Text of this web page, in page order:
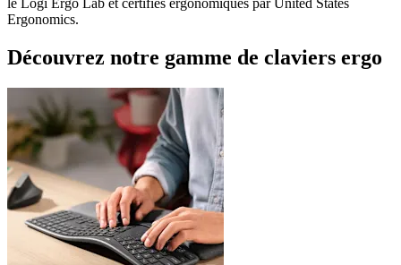
le Logi Ergo Lab et certifiés ergonomiques par United States
Ergonomics.
Découvrez notre gamme de claviers ergo